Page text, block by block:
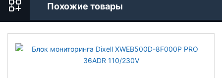
Похожие товары